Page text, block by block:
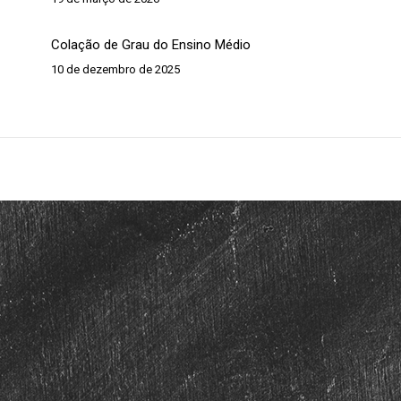
Colação de Grau do Ensino Médio
10 de dezembro de 2025